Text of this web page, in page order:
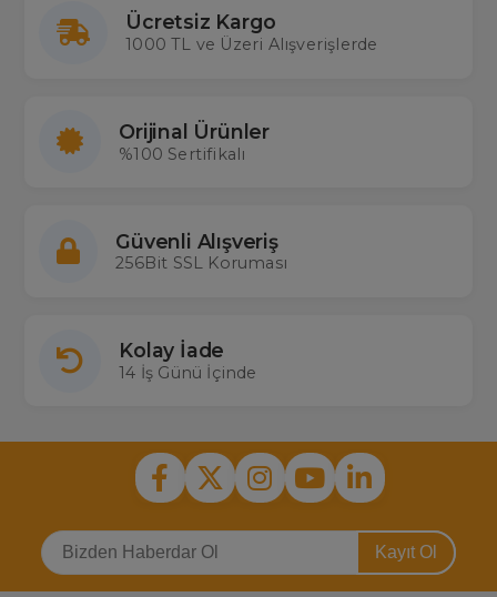
Ücretsiz Kargo
1000 TL ve Üzeri Alışverişlerde
Orijinal Ürünler
%100 Sertifikalı
Güvenli Alışveriş
256Bit SSL Koruması
Kolay İade
14 İş Günü İçinde
Kayıt Ol